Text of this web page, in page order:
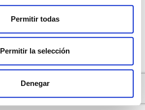
Permitir todas
Permitir la selección
Denegar